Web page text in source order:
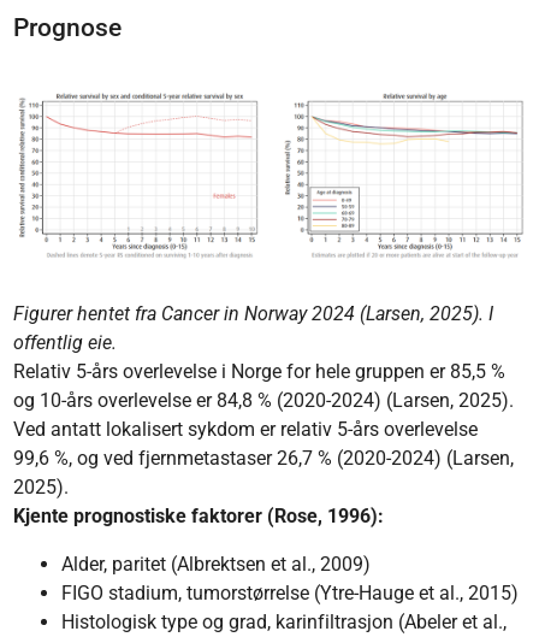
Prognose
Figurer hentet fra Cancer in Norway 2024 (Larsen, 2025). I
offentlig eie.
Relativ 5-års overlevelse i Norge for hele gruppen er 85,5 %
og 10-års overlevelse er 84,8 % (2020-2024) (Larsen, 2025).
Ved antatt lokalisert sykdom er relativ 5-års overlevelse
99,6 %, og ved fjernmetastaser 26,7 % (2020-2024) (Larsen,
2025).
Kjente prognostiske faktorer (Rose, 1996):
Alder, paritet (Albrektsen et al., 2009)
FIGO stadium, tumorstørrelse (Ytre-Hauge et al., 2015)
Histologisk type og grad, karinfiltrasjon (Abeler et al.,